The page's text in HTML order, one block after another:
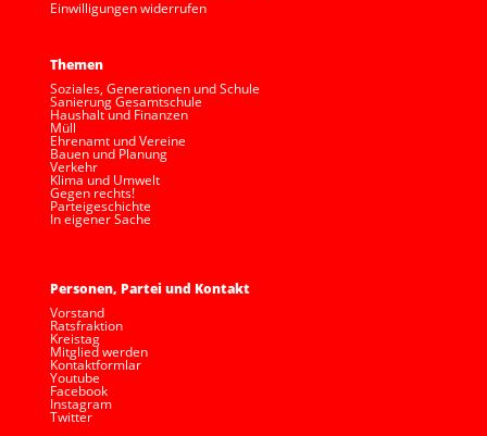
Einwilligungen widerrufen
Themen
Soziales, Generationen und Schule
Sanierung Gesamtschule
Haushalt und Finanzen
Müll
Ehrenamt und Vereine
Bauen und Planung
Verkehr
Klima und Umwelt
Gegen rechts!
Parteigeschichte
In eigener Sache
Personen, Partei und Kontakt
Vorstand
Ratsfraktion
Kreistag
Mitglied werden
Kontaktformlar
Youtube
Facebook
Instagram
Twitter